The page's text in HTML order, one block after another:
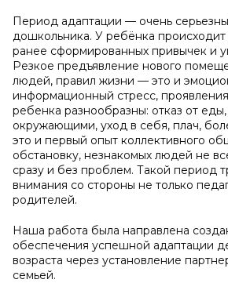
Период адаптации — очень
дошкольника. У ребёнка происходит
ранее сформированных привычек и
Резкое предъявление нового
людей, правил жизни — это и
информационный стресс,
ребенка разнообразны: отказ от
окружающими, уход в себя, плач,
это и первый опыт коллективного
обстановку, незнакомых людей не
сразу и без проблем. Такой период
внимания со стороны не только
родителей.
Наша работа была направлена
обеспечения успешной адаптации
возраста через установление
семьей.